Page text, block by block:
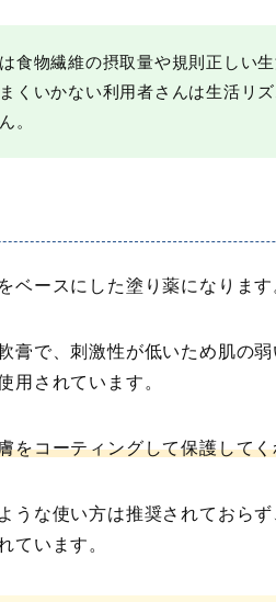
食物繊維の摂取量や規則正しい生
くいかない利用者さんは生活リ
。
ベースにした塗り薬になります
膏で、刺激性が低いため肌の
用されています。
をコーティングして保護して
うな使い方は推奨されておら
ています。